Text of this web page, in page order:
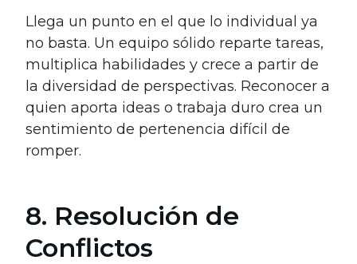
Llega un punto en el que lo individual ya
no basta. Un equipo sólido reparte tareas,
multiplica habilidades y crece a partir de
la diversidad de perspectivas. Reconocer a
quien aporta ideas o trabaja duro crea un
sentimiento de pertenencia difícil de
romper.
8. Resolución de
Conflictos